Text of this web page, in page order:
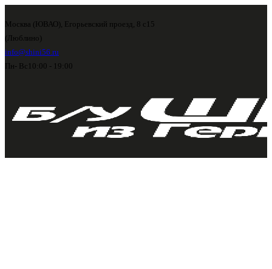
Москва (ЮВАО), Егорьевский проезд, 8 с15
(Люблино)
info@shini56.ru
Пн- Вс 10:00 - 19:00